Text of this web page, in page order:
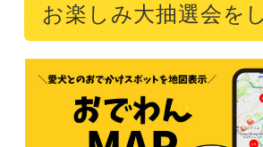
お楽しみ大抽選会を